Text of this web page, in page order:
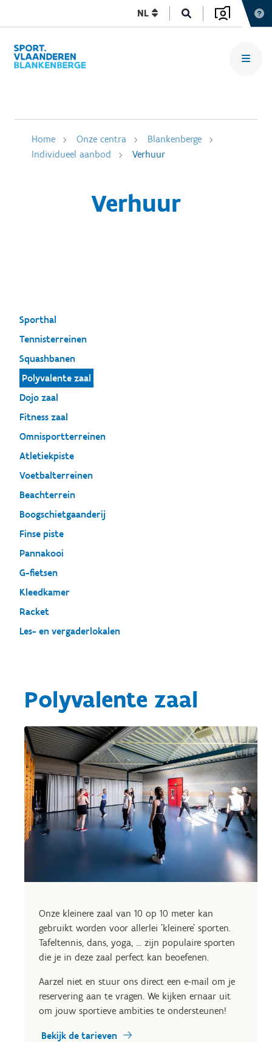
NL
Home Onze centra
Blankenberge
Individueel aanbod
Verhuur
Verhuur
Sporthal
Tennisterreinen
Squashbanen
Polyvalente zaal
Dojo zaal
Fitness zaal
Omnisportterreinen
Atletiekpiste
Voetbalterreinen
Beachterrein
Boogschietgaanderij
Finse piste
Pannakooi
G-fietsen
Kleedkamer
Racket
Les- en vergaderlokalen
Polyvalente zaal
Onze kleinere zaal van 10 op 10 meter kan
gebruikt worden voor allerlei 'kleinere' sporten.
Tafeltennis, dans, yoga, ... zijn populaire sporten
die je in deze zaal perfect kan beoefenen.
Aarzel niet en stuur ons direct een e-mail om je
reservering aan te vragen. We kijken ernaar uit
om jouw sportieve ambities te ondersteunen!
Bekijk de tarieven